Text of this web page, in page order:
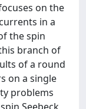
on the
in a
the spin
branch of
of a round
on a single
problems